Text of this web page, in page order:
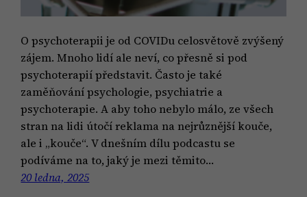
O psychoterapii je od COVIDu celosvětově zvýšený
zájem. Mnoho lidí ale neví, co přesně si pod
psychoterapií představit. Často je také
zaměňování psychologie, psychiatrie a
psychoterapie. A aby toho nebylo málo, ze všech
stran na lidi útočí reklama na nejrůznější kouče,
ale i „kouče“. V dnešním dílu podcastu se
podíváme na to, jaký je mezi těmito…
20 ledna, 2025